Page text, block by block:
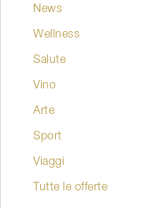
News
Wellness
Salute
Vino
Arte
Sport
Viaggi
Tutte le offerte